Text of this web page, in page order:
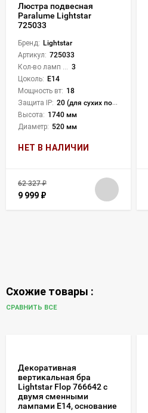
Люстра подвесная
Paralume Lightstar
725033
Бренд: Lightstar
Артикул: 725033
3
Цоколь: E14
Мощность вт: 18
Защита IP: 20 (для сухих пом.)
Высота: 1740 мм
Диаметр: 520 мм
НЕТ В НАЛИЧИИ
62 327₽
9 999 ₽
Схожие товары :
СРАВНИТЬ ВСЕ
Декоративная
вертикальная бра
Lightstar Flop 766642 с
двумя сменными
лампами Е14, основание